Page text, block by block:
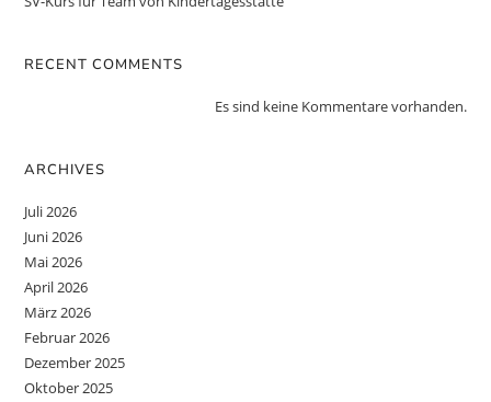
RECENT COMMENTS
Es sind keine Kommentare vorhanden.
ARCHIVES
Juli 2026
Juni 2026
Mai 2026
April 2026
März 2026
Februar 2026
Dezember 2025
Oktober 2025